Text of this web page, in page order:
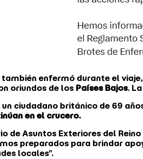
también enfermó durante el
oriundos de los Países Bajos.
ciudadano británico de 69
en el crucero.
de Asuntos Exteriores del
preparados para brindar
locales”.